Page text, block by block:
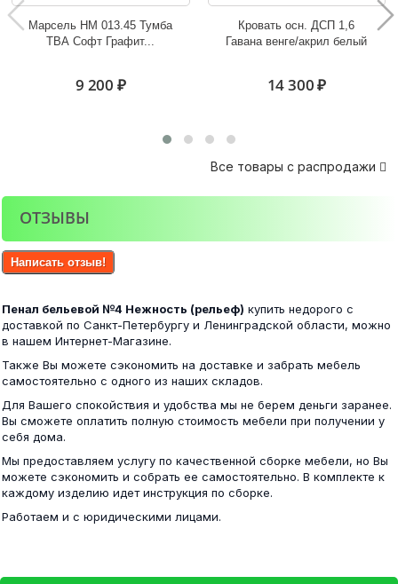
Марсель НМ 013.45 Тумба
ТВА Софт Графит...
9 200 ₽
Кровать осн. ДСП 1,6
Гавана венге/акрил белый
14 300 ₽
Все товары с распродажи 
ОТЗЫВЫ
Написать отзыв!
Пенал бельевой №4 Нежность (рельеф) купить недорого с
доставкой по Санкт-Петербургу и Ленинградской области, можно
в нашем Интернет-Магазине.
Также Вы можете сэкономить на доставке и забрать мебель
самостоятельно с одного из наших складов.
Для Вашего спокойствия и удобства мы не берем деньги заранее.
Вы сможете оплатить полную стоимость мебели при получении у
себя дома.
Мы предоставляем услугу по качественной сборке мебели, но Вы
можете сэкономить и собрать ее самостоятельно. В комплекте к
каждому изделию идет инструкция по сборке.
Работаем и с юридическими лицами.